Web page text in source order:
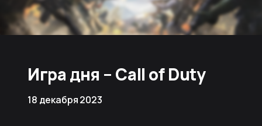
Игра дня – Call of Duty
18 декабря 2023